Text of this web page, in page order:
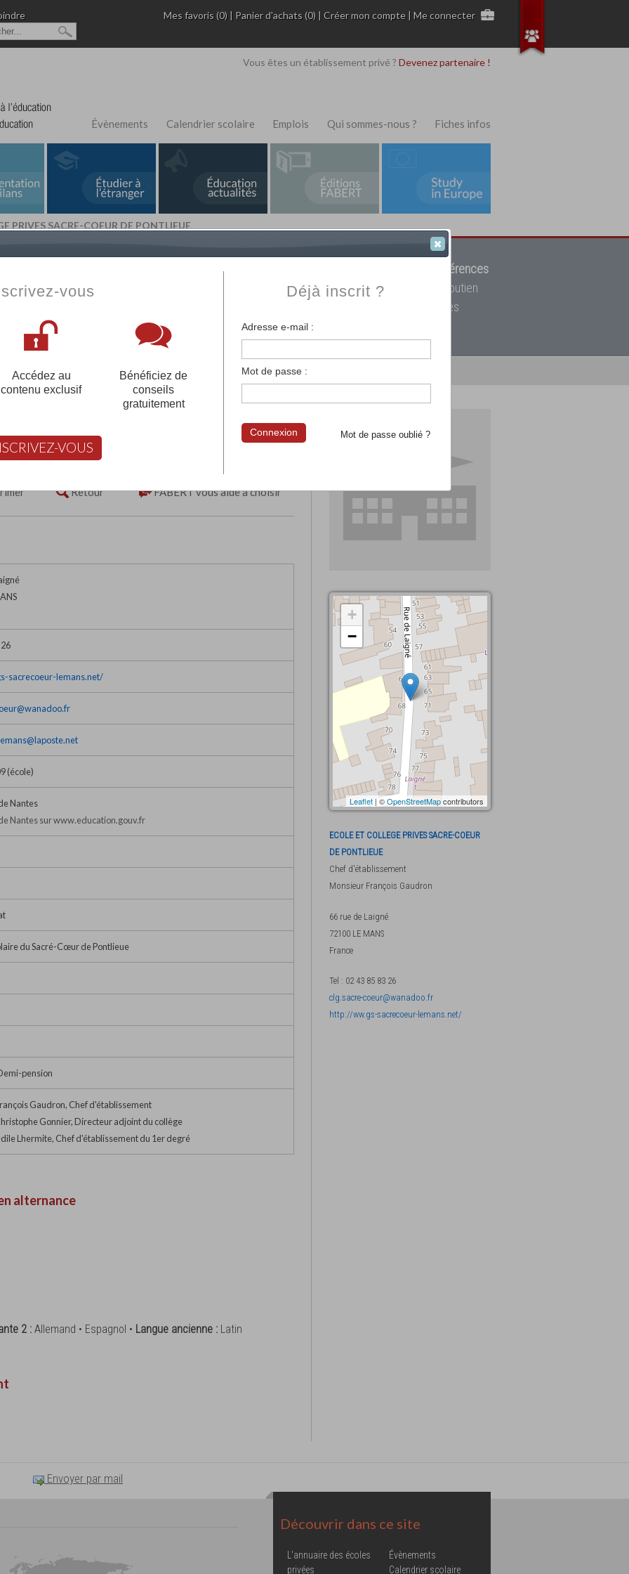
Mes favoris (0) | Panier d'achats (0) |Créer mon compte |Me connecter
Vous êtes un établissement privé ? Devenez partenaire !
Évènements Calendrier scolaire Emplois Qui sommes-nous ? Fiches infos
PRIVES SACRE-COEUR DE PONTLIEUE
Fabert.com
12908 références
votre établissement privé, du primaire au supérieur, mais aussi des cours de soutien
scolaire et des cours à distance. Ce moteur regroupe toutes les écoles privées
françaises et tous les établissements français à l'étranger.
votre compte pour être accompagné gratuitement dans votre recherche d'école
SACRE-COEUR DE
Retour FABERT vous aide à choisir
sacrecoeur-lemans.net/
(école)
Nantes
Nantes sur www.education.gouv.fr
du Sacré-Cœur de Pontlieue
pension
Gaudron, Chef d'établissement
Gonnier, Directeur adjoint du collège
Lhermite, Chef d'établissement du 1er degré
alternance
2 : Allemand • Espagnol • Langue ancienne : Latin
+
−
Leaflet | ©OpenStreetMapcontributors
ECOLE ET COLLEGE PRIVES SACRE-COEUR
DE PONTLIEUE
Chef d'établissement
Monsieur François Gaudron
66 rue de Laigné
72100 LE MANS
France
Tel : 02 43 85 83 26
clg.sacre-coeur@wanadoo.fr
http://ww.gs-sacrecoeur-lemans.net/
Envoyer par mail
Découvrir dans ce site
L'annuaire des écoles
privées
Évènements
Calendrier scolaire
vous
Accédez au
contenu exclusif
Bénéficiez de
conseils
gratuitement
VOUS
Déjà inscrit ?
Adresse e-mail :
Mot de passe :
Mot de passe oublié ?
Connexion